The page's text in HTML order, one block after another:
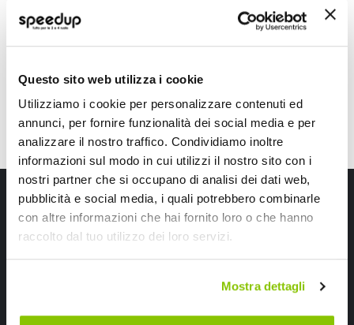
Questo sito web utilizza i cookie
Utilizziamo i cookie per personalizzare contenuti ed
annunci, per fornire funzionalità dei social media e per
analizzare il nostro traffico. Condividiamo inoltre
informazioni sul modo in cui utilizzi il nostro sito con i
nostri partner che si occupano di analisi dei dati web,
pubblicità e social media, i quali potrebbero combinarle
con altre informazioni che hai fornito loro o che hanno
raccolto dal tuo utilizzo dei loro servizi.
Mostra dettagli
10,85 €
Prezzo
speciale
13,85 € -28%
Iscriviti alla newsletter Speedup
Ricevi subito uno sconto del 10% per il tuo primo acquisto online!